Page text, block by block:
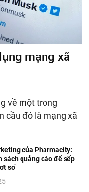
mạng xã
về một trong
cầu đó là mạng xã
của Pharmacity:
sách quảng cáo để sếp
số